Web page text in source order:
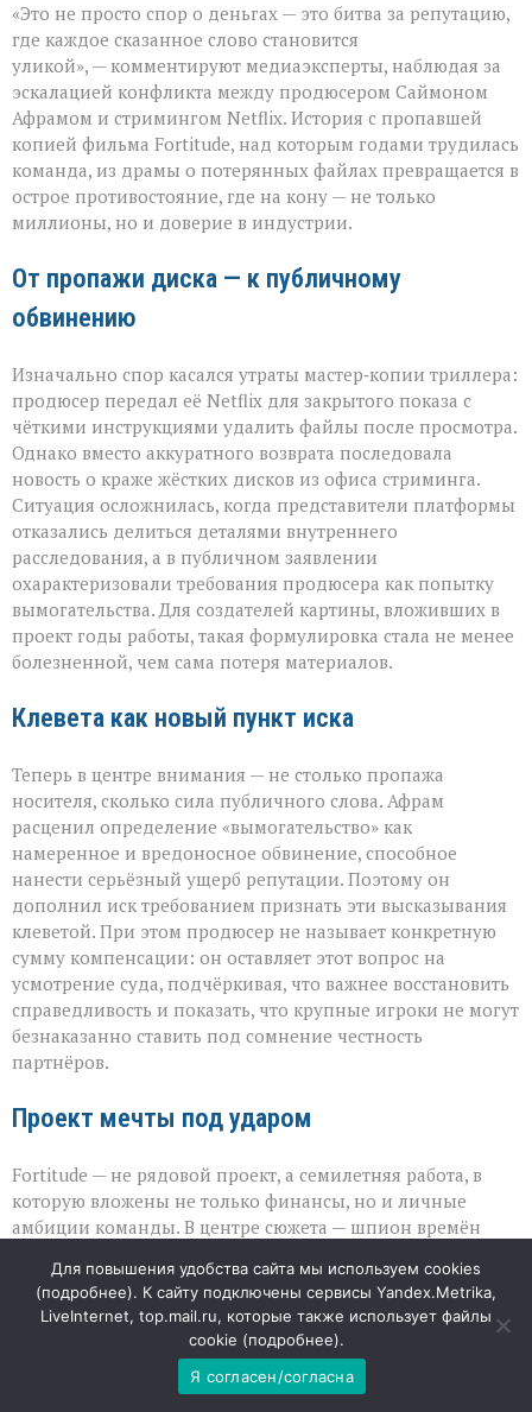
слово
больнее
иска:
новый
виток
спора
Netflix
и
продюсера»
«Это не просто спор о деньгах — это битва за репутацию,
где каждое сказанное слово становится
уликой», — комментируют медиаэксперты, наблюдая за
эскалацией конфликта между продюсером Саймоном
Афрамом и стримингом Netflix. История с пропавшей
копией фильма Fortitude, над которым годами трудилась
команда, из драмы о потерянных файлах превращается в
острое противостояние, где на кону — не только
миллионы, но и доверие в индустрии.
От пропажи диска — к публичному
обвинению
Изначально спор касался утраты мастер‑копии триллера:
продюсер передал её Netflix для закрытого показа с
чёткими инструкциями удалить файлы после просмотра.
Однако вместо аккуратного возврата последовала
новость о краже жёстких дисков из офиса стриминга.
Ситуация осложнилась, когда представители платформы
отказались делиться деталями внутреннего
расследования, а в публичном заявлении
охарактеризовали требования продюсера как попытку
вымогательства. Для создателей картины, вложивших в
проект годы работы, такая формулировка стала не менее
болезненной, чем сама потеря материалов.
Клевета как новый пункт иска
Теперь в центре внимания — не столько пропажа
носителя, сколько сила публичного слова. Афрам
расценил определение «вымогательство» как
намеренное и вредоносное обвинение, способное
нанести серьёзный ущерб репутации. Поэтому он
дополнил иск требованием признать эти высказывания
клеветой. При этом продюсер не называет конкретную
сумму компенсации: он оставляет этот вопрос на
усмотрение суда, подчёркивая, что важнее восстановить
справедливость и показать, что крупные игроки не могут
безнаказанно ставить под сомнение честность
партнёров.
Проект мечты под ударом
Fortitude — не рядовой проект, а семилетняя работа, в
которую вложены не только финансы, но и личные
амбиции команды. В центре сюжета — шпион времён
Джеймса Бонда; главную роль исполнил Николас Кейдж.
Потеря контроля над мастер‑копией ставит под угрозу
весь дальнейший путь картины: от продаж прав до
наградного сезона. Для индустрии этот случай
становится тревожным сигналом: даже при работе с
Для повышения удобства сайта мы используем cookies
(подробнее). К сайту подключены сервисы Yandex.Metrika,
LiveInternet, top.mail.ru, которые также использует файлы
cookie (подробнее).
Я согласен/согласна